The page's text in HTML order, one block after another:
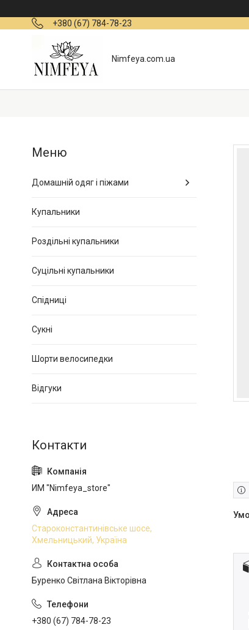
+380 (67) 784-78-23
Nimfeya.com.ua
Домашній одяг і піжами
Купальники
Роздільні купальники
Суцільні купальники
Спідниці
Сукні
Шорти велосипедки
Відгуки
ИМ "Nimfeya_store"
Староконстантинівське шосе,
Хмельницький, Україна
Буренко Світлана Вікторівна
+380 (67) 784-78-23